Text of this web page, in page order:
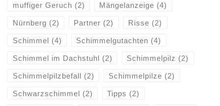
muffiger Geruch (2) Mängelanzeige (4)
Nürnberg (2) Partner (2) Risse (2)
Schimmel (4) Schimmelgutachten (4)
Schimmel im Dachstuhl (2) Schimmelpilz (2)
Schimmelpilzbefall (2) Schimmelpilze (2)
Schwarzschimmel (2) Tipps (2)